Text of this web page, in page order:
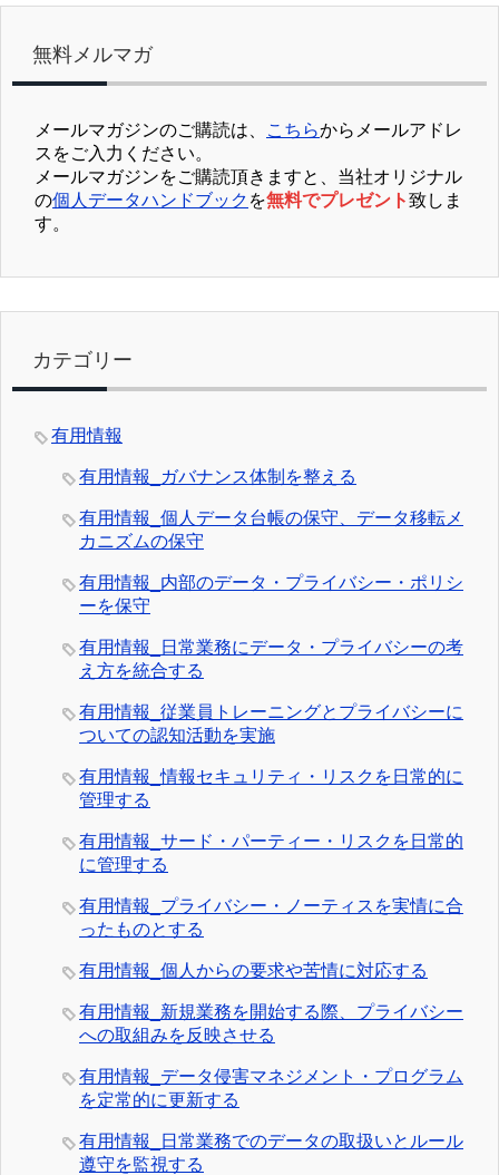
無料メルマガ
メールマガジンのご購読は、 こちらからメールアドレ
スをご入力ください。
メールマガジンをご購読頂きますと、当社オリジナル
の個人データハンドブック を無料でプレゼント致しま
す。
カテゴリー
有用情報
有用情報_ガバナンス体制を整える
有用情報_個人データ台帳の保守、データ移転メ
カニズムの保守
有用情報_内部のデータ・プライバシー・ポリシ
ーを保守
有用情報_日常業務にデータ・プライバシーの考
え方を統合する
有用情報_従業員トレーニングとプライバシーに
ついての認知活動を実施
有用情報_情報セキュリティ・リスクを日常的に
管理する
有用情報_サード・パーティー・リスクを日常的
に管理する
有用情報_プライバシー・ノーティスを実情に合
ったものとする
有用情報_個人からの要求や苦情に対応する
有用情報_新規業務を開始する際、プライバシー
への取組みを反映させる
有用情報_データ侵害マネジメント・プログラム
を定常的に更新する
有用情報_日常業務でのデータの取扱いとルール
遵守を監視する